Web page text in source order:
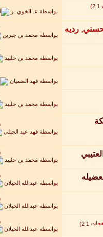
1
2
)
بواسطة عـ الخوي ـز
بواسطة محمد بن جبرين
بواسطة محمد بن حلبيد
بواسطة فهد الضميان
بواسطة محمد بن حلبيد
بواسطة فهد عيد الجبلي
بواسطة محمد بن حلبيد
بواسطة عبدالله الحيلان
بواسطة عبدالله الحيلان
1
2
)
بواسطة عبدالله الحيلان